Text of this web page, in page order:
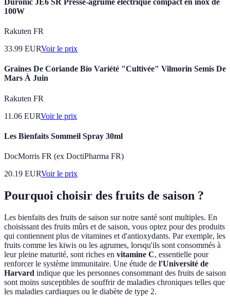
100W
Rakuten FR
33.99 EURVoir le prix
Graines De Coriande Bio Variété "Cultivée" Vilmorin Semis De
Mars À Juin
Rakuten FR
11.06 EURVoir le prix
Les Bienfaits Sommeil Spray 30ml
DocMorris FR (ex DoctiPharma FR)
20.19 EURVoir le prix
Pourquoi choisir des fruits de saison ?
Les bienfaits des fruits de saison sur notre santé sont multiples. En
choisissant des fruits mûrs et de saison, vous optez pour des produits
qui contiennent plus de vitamines et d'antioxydants. Par exemple, les
fruits comme les kiwis ou les agrumes, lorsqu'ils sont consommés à
leur pleine maturité, sont riches en vitamine C, essentielle pour
renforcer le système immunitaire. Une étude de l'Université de
Harvard indique que les personnes consommant des fruits de saison
sont moins susceptibles de souffrir de maladies chroniques telles que
les maladies cardiaques ou le diabète de type 2.